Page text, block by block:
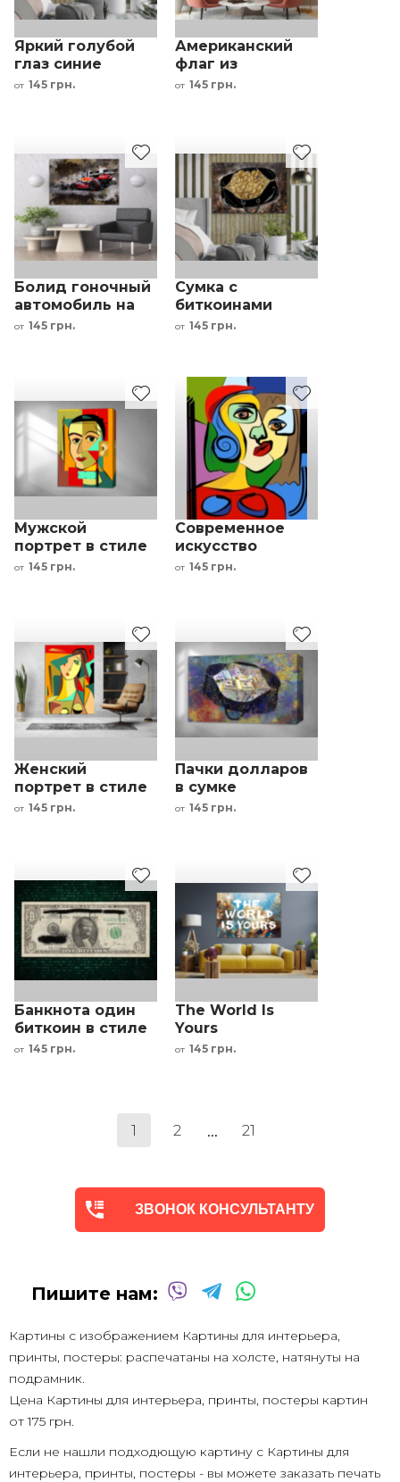
Яркий голубой
глаз синие
ресницы
от 145 грн.
Американский
флаг из
долларов
от 145 грн.
Болид гоночный
автомобиль на
холсте
от 145 грн.
Сумка с
биткоинами
интерьерный
от 145 грн.
Мужской
портрет в стиле
кубизм
от 145 грн.
Современное
искусство
картина в стиле
от 145 грн.
Женский
портрет в стиле
кубизм картина-
от 145 грн.
Пачки долларов
в сумке
дизайнерский
от 145 грн.
Банкнота один
биткоин в стиле
Криса Беллини
от 145 грн.
The World Is
Yours
мотивационная
от 145 грн.
1 2 ... 21
ЗВОНОК КОНСУЛЬТАНТУ
Пишите нам:
Картины с изображением Картины для интерьера,
принты, постеры: распечатаны на холсте, натянуты на
подрамник.
Цена Картины для интерьера, принты, постеры картин
от175 грн.
Если не нашли подходющую картину с Картины для
интерьера, принты, постеры - вы можете заказать печать